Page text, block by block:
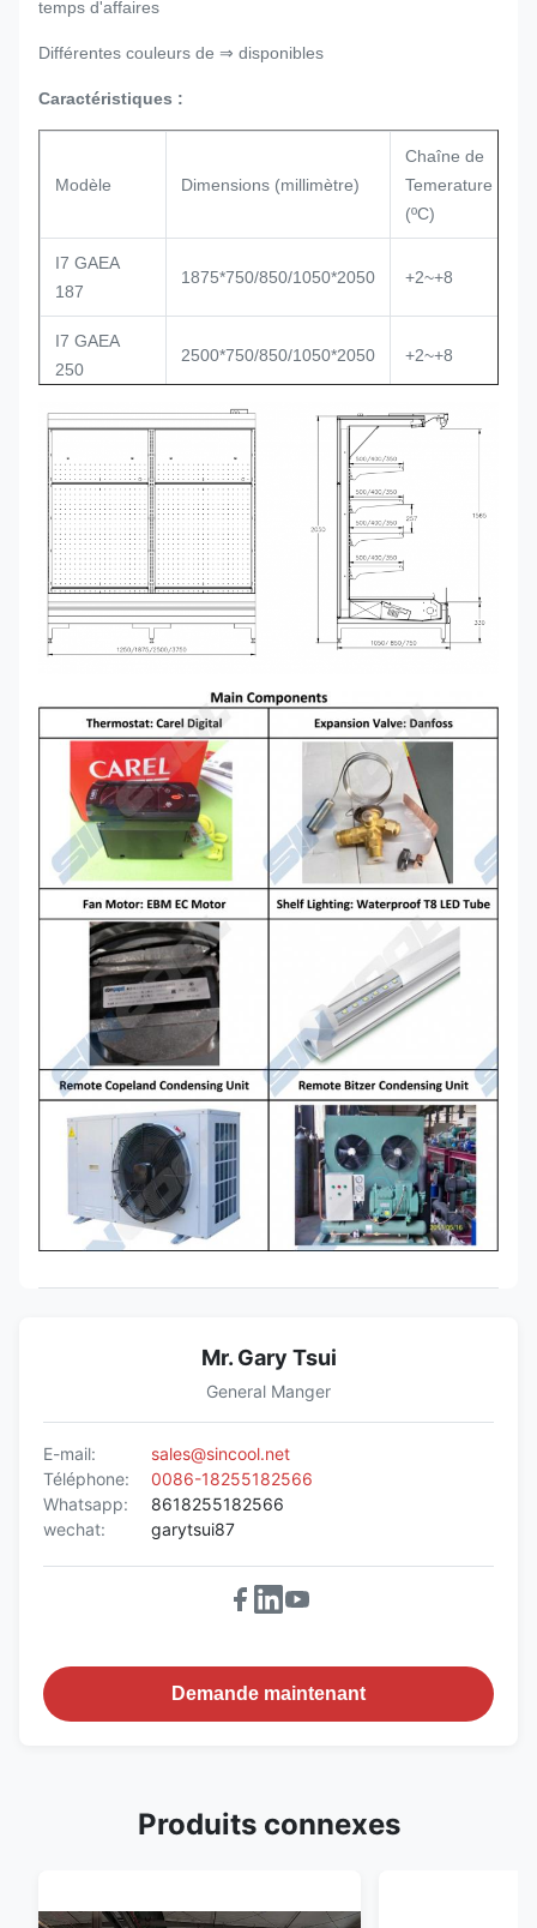
temps d'affaires
Différentes couleurs de ⇒ disponibles
Caractéristiques :
Modèle Dimensions (millimètre)
Chaîne de
Temerature
(ºC)
I7 GAEA
187
1875*750/850/1050*2050 +2~+8
I7 GAEA
250
2500*750/850/1050*2050 +2~+8
I7 GAEA
3750*750/850/1050*2050 +2~+8
EXTRÉMITÉ
D'I7 GAEA
40*750/850/1050*2050
disponible
Unité de condensation à distance
hermétique
Mr. Gary Tsui
General Manger
E-mail:
sales@sincool.net
Téléphone:
0086-18255182566
Whatsapp:
8618255182566
wechat:
garytsui87
Demande maintenant
Produits connexes